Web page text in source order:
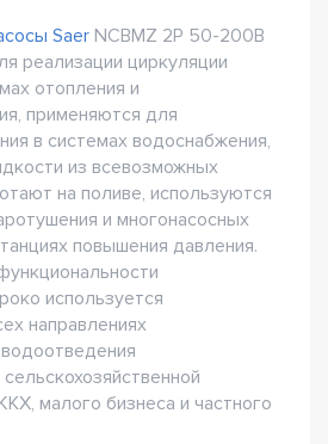
Saer NCBMZ 2P 50-200B
реализации циркуляции
отопления и
применяются для
в системах водоснабжения,
из всевозможных
на поливе, используются
и многонасосных
повышения давления.
используется
направлениях
малого бизнеса и частного